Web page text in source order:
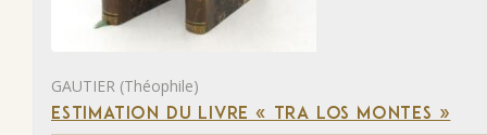
GAUTIER (Théophile)
ESTIMATION DU LIVRE « TRA LOS MONTES »